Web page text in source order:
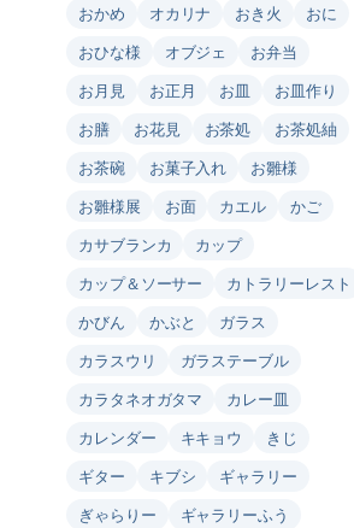
おかめ
オカリナ おき火
おに
おひな様
オブジェ
お弁当
お月見
お正月 お皿
お皿作り
お膳
お花見 お茶処
お茶処紬
お茶碗
お菓子入れ
お雛様
お雛様展
お面 カエル
かご
カサブランカ
カップ
カップ＆ソーサー
カトラリーレスト
かびん
かぶと
ガラス
カラスウリ
ガラステーブル
カラタネオガタマ
カレー皿
カレンダー
キキョウ
きじ
ギター
キブシ
ギャラリー
ぎゃらりー
ギャラリーふう